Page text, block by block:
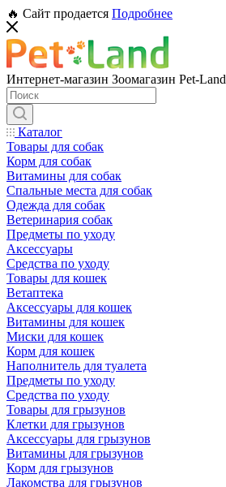
🔥 Сайт продается Подробнее
Интернет-магазин Зоомагазин Pet-Land
Каталог
Товары для собак
Корм для собак
Витамины для собак
Спальные места для собак
Одежда для собак
Ветеринария собак
Предметы по уходу
Аксессуары
Средства по уходу
Товары для кошек
Ветаптека
Аксессуары для кошек
Витамины для кошек
Миски для кошек
Корм для кошек
Наполнитель для туалета
Предметы по уходу
Средства по уходу
Товары для грызунов
Клетки для грызунов
Аксессуары для грызунов
Витамины для грызунов
Корм для грызунов
Лакомства для грызунов